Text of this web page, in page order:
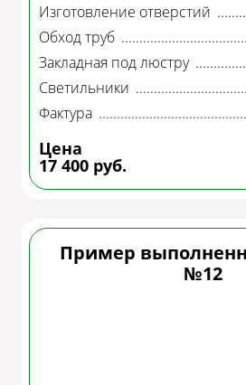
Изготовление отверстий
Обход труб
Закладная под люстру
Светильники
Фактура
Цена
17 400 руб.
Пример
№12